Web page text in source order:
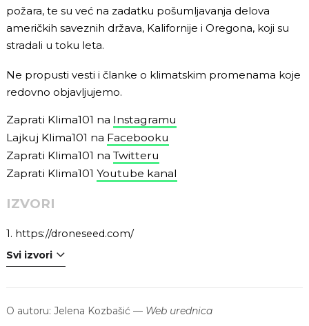
požara, te su već na zadatku pošumljavanja delova
američkih saveznih država, Kalifornije i Oregona, koji su
stradali u toku leta.
Ne propusti vesti i članke o klimatskim promenama koje
redovno objavljujemo.
Zaprati Klima101 na Instagramu
Lajkuj Klima101 na Facebooku
Zaprati Klima101 na Twitteru
Zaprati Klima101 Youtube kanal
IZVORI
1. https://droneseed.com/
Svi izvori
O autoru: Jelena Kozbašić — Web urednica